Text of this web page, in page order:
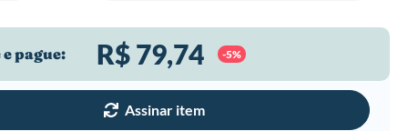
pague: R$ 79,74 -5%
Assinar item